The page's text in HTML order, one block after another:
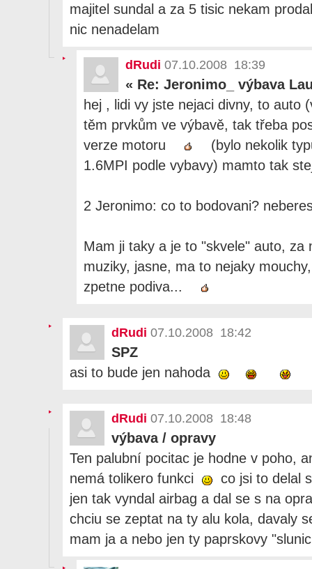
majitel sundal a za 5 tisic nekam
nic nenadelam
dRudi 07.10.2008 18:39
« Re: Jeronimo_ výbava
hej , lidi vy jste nejaci divny, to auto
těm prvkům ve výbavě, tak třeba
verze motoru
(bylo nekolik
1.6MPI podle vybavy) mamto tak
2 Jeronimo: co to bodovani?
Mam ji taky a je to "skvele" auto, za
muziky, jasne, ma to nejaky
zpetne podiva...
dRudi 07.10.2008 18:42
SPZ
asi to bude jen nahoda
dRudi 07.10.2008 18:48
výbava / opravy
Ten palubní pocitac je hodne v poho,
nemá tolikero funkci
co jsi to delal
jen tak vyndal airbag a dal se s na
chciu se zeptat na ty alu kola, davaly
mam ja a nebo jen ty paprskovy